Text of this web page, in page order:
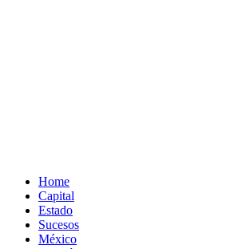
Home
Capital
Estado
Sucesos
México